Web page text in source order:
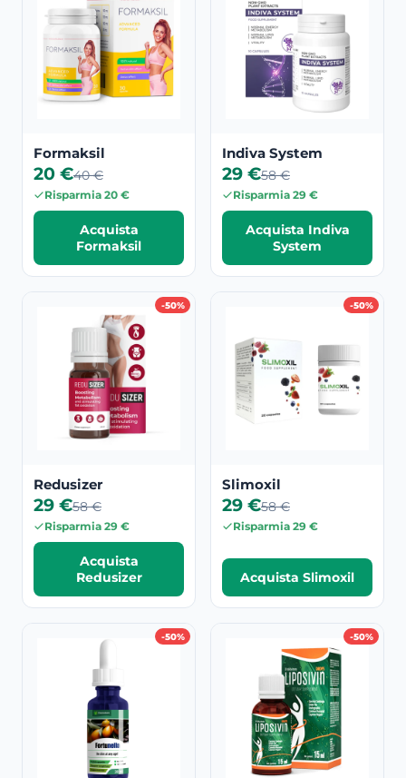
Formaksil
20 €40 €
Risparmia 20 €
Acquista
Formaksil
Indiva System
29 €58 €
Risparmia 29 €
Acquista Indiva
System
-50%
Redusizer
29 €58 €
Risparmia 29 €
Acquista
Redusizer
-50%
Slimoxil
29 €58 €
Risparmia 29 €
Acquista Slimoxil
-50% -50%